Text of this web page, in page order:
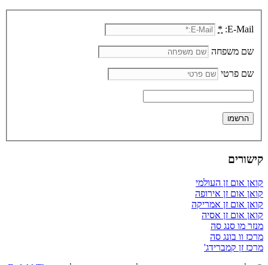
E-Mail:
*
שם משפחה
שם פרטי
קישורים
קואן אום זן העולמי
קואן אום זן אירופה
קואן אום זן אמריקה
קואן אום זן אסיה
מנזר מו סנג סה
מרכז וו בונג סה
מרכז זן קמברידג'